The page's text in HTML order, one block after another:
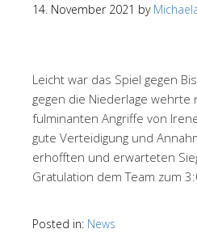
14. November 2021 by
Leicht war das Spiel gegen
gegen die Niederlage wehrte
fulminanten Angriffe von
gute Verteidigung und
erhofften und erwarteten
Gratulation dem Team zum
Posted in: News